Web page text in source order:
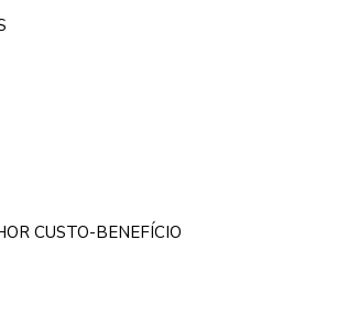
CUSTO-BENEFÍCIO